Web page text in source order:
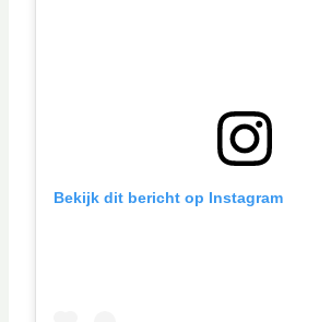
Bekijk dit bericht op Instagram